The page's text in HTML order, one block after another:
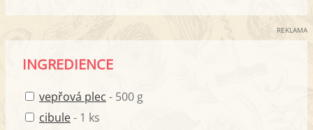
REKLAMA
INGREDIENCE
vepřová plec - 500 g
cibule- 1 ks